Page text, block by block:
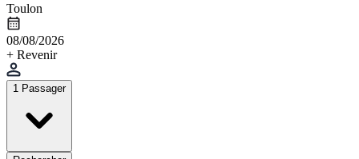
Toulon
08/08/2026
+ Revenir
1 Passager